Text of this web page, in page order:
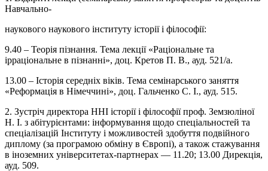
Навчально-
наукового наукового інституту історії і філософії:
9.40 – Теорія пізнання. Тема лекції «Раціональне та
ірраціональне в пізнанні», доц. Кретов П. В., ауд. 521/а.
13.00 – Історія середніх віків. Тема семінарського заняття
«Реформація в Німеччині», доц. Гальченко С. І., ауд. 515.
2. Зустріч директора ННІ історії і філософії проф. Земзюліної
Н. І. з абітурієнтами: інформування щодо спеціальностей та
спеціалізацій Інституту і можливостей здобуття подвійного
диплому (за програмою обміну в Європі), а також стажування
в іноземних університетах-партнерах — 11.20; 13.00 Дирекція,
ауд. 509.